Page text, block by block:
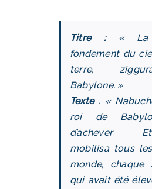
Titre : « La
fondement du
terre,
Babylone. »
Texte : «
roi de
d’achever
mobilisa tous
monde, chaque
qui avait été